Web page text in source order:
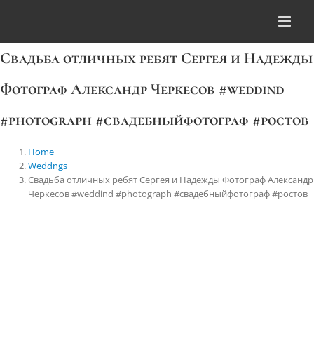
Свадьба отличных ребят Сергея и Надежды
Фотограф Александр Черкесов #weddind
#photograph #свадебныйфотограф #ростов
Home
Weddngs
Свадьба отличных ребят Сергея и Надежды Фотограф Александр
Черкесов #weddind #photograph #свадебныйфотограф #ростов